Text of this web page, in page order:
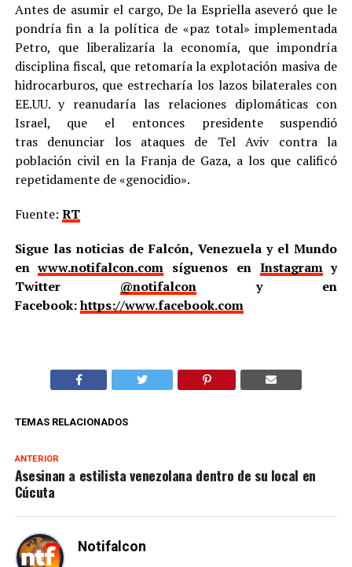
Antes de asumir el cargo, De la Espriella aseveró que le
pondría fin a la política de «paz total» implementada
Petro, que liberalizaría la economía, que impondría
disciplina fiscal, que retomaría la explotación masiva de
hidrocarburos, que estrecharía los lazos bilaterales con
EE.UU. y reanudaría las relaciones diplomáticas con
Israel, que el entonces presidente suspendió
tras denunciar los ataques de Tel Aviv contra la
población civil en la Franja de Gaza, a los que calificó
repetidamente de «genocidio».
Fuente: RT
Sigue las noticias de Falcón, Venezuela y el Mundo
enwww.notifalcon.com síguenos en Instagramy
Twitter @notifalcony en
Facebook:https://www.facebook.com
TEMAS RELACIONADOS
ANTERIOR
Asesinan a estilista venezolana dentro de su local en
Cúcuta
Notifalcon